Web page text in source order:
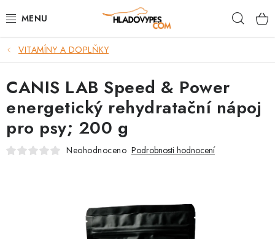
na
POTŘEBY PRO PSY
TAMI PŘEPRAVNÍ BOXY
SPORT SE PSEM
BACK ON TRACK
VĚRNOSTNÍ PROGRAM
VITAMÍNY A DOPLŇKY
CANIS LAB Speed & Power
energetický rehydratační nápoj
pro psy; 200 g
Neohodnoceno Podrobnosti hodnocení